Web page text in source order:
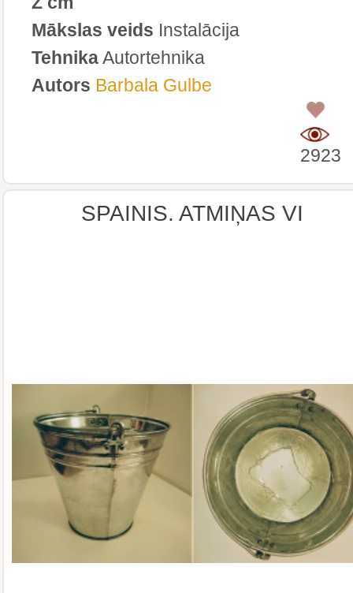
Mākslas veids Instalācija
TehnikaAutortehnika
Autors Barbala Gulbe
2923
SPAINIS. ATMIŅAS VI